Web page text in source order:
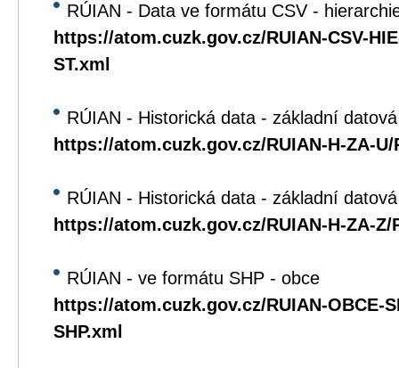
RÚIAN - Data ve formátu CSV -
https://atom.cuzk.gov.cz/RUIAN-CSV-
ST.xml
RÚIAN - Historická data - základní
https://atom.cuzk.gov.cz/RUIAN-H-ZA-U/
RÚIAN - Historická data - základní
https://atom.cuzk.gov.cz/RUIAN-H-ZA-Z/
RÚIAN - ve formátu SHP - obce
https://atom.cuzk.gov.cz/RUIAN-OBCE-
SHP.xml